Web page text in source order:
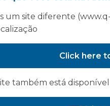
-
um site diferente
Click here
também está